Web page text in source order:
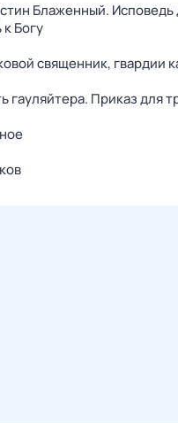
Блажeнный.
к Богу
священник, гвардии
гауляйтера. Приказ для